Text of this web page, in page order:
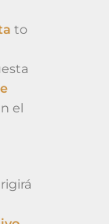
to
el